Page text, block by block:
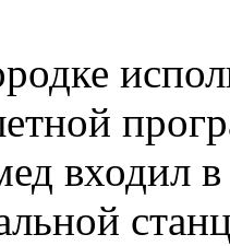
входил